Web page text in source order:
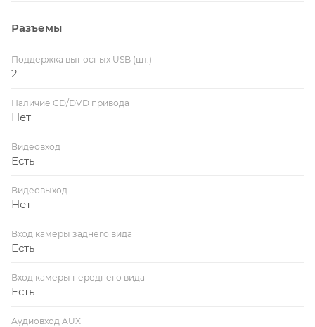
Разъемы
Поддержка выносных USB (шт.)
2
Наличие CD/DVD привода
Нет
Видеовход
Есть
Видеовыход
Нет
Вход камеры заднего вида
Есть
Вход камеры переднего вида
Есть
Аудиовход AUX